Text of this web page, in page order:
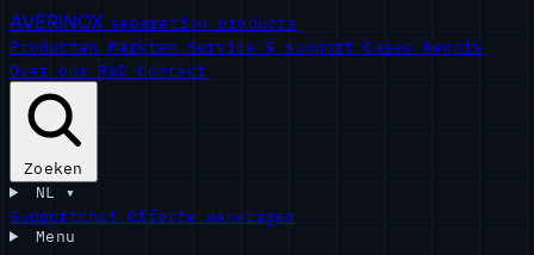
AVERINOX separation products
Producten Markten Service & support Cases Kennis
Over ons R&D Contact
Zoeken
NL ▾
SupportchatOfferte aanvragen
Menu